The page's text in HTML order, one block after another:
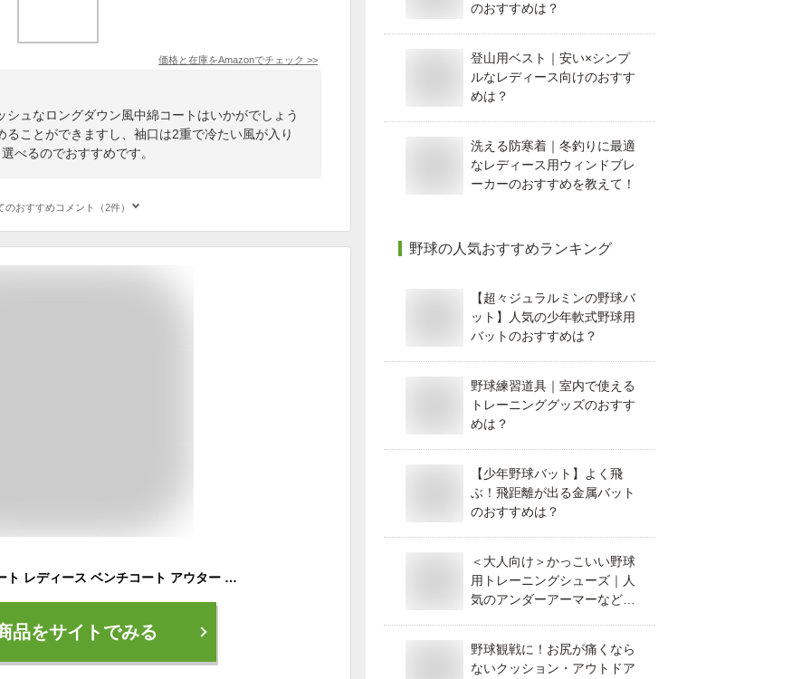
価格と在庫をAmazonでチェック >>
ュなロングダウン風中綿コートはいかがでしょう
ことができますし、袖口は2重で冷たい風が入り
べるのでおすすめです。
のおすすめコメント（2件）
キルティング 中綿コート レディース ベンチコート アウター 膝丈 クロップド丈 ボタンパーカー フード付き 秋冬服 暖かい 防寒 キルティング レジャー アウトドア 登山 大人 おしゃれ きれい目 通勤 オフィス カジュアルコーデ 20代 30代 40代 ギフト プレゼント 送料無料
品をサイトでみる
のおすすめは？
登山用ベスト｜安い×シンプ
ルなレディース向けのおすす
めは？
洗える防寒着｜冬釣りに最適
なレディース用ウィンドブレ
ーカーのおすすめを教えて！
野球の人気おすすめランキング
【超々ジュラルミンの野球バ
ット】人気の少年軟式野球用
バットのおすすめは？
野球練習道具｜室内で使える
トレーニンググッズのおすす
めは？
【少年野球バット】よく飛
ぶ！飛距離が出る金属バット
のおすすめは？
＜大人向け＞かっこいい野球
用トレーニングシューズ｜人
気のアンダーアーマーなど人
野球観戦に！お尻が痛くなら
ないクッション・アウトドア